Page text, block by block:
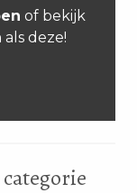
of bekijk
deze!